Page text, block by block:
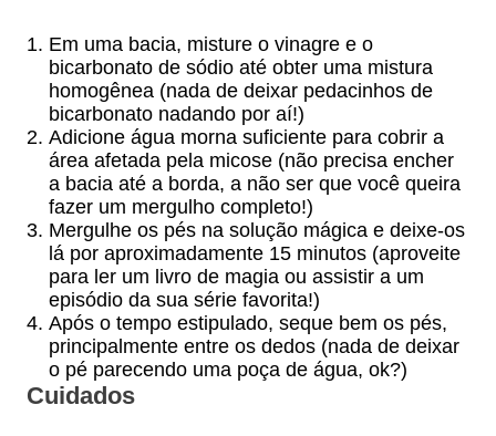
Em uma bacia, misture o vinagre e o
bicarbonato de sódio até obter uma mistura
homogênea (nada de deixar pedacinhos de
bicarbonato nadando por aí!)
Adicione água morna suficiente para cobrir a
área afetada pela micose (não precisa encher
a bacia até a borda, a não ser que você queira
fazer um mergulho completo!)
Mergulhe os pés na solução mágica e deixe-os
lá por aproximadamente 15 minutos (aproveite
para ler um livro de magia ou assistir a um
episódio da sua série favorita!)
Após o tempo estipulado, seque bem os pés,
principalmente entre os dedos (nada de deixar
o pé parecendo uma poça de água, ok?)
Cuidados